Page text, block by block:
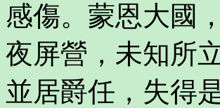
感傷。蒙恩大國
夜屏營，未知所
並居爵任，失得